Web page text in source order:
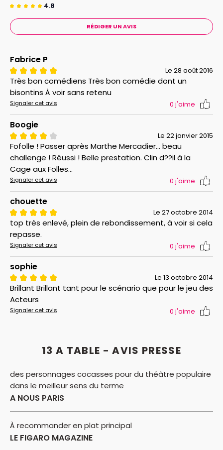
4.8
RÉDIGER UN AVIS
Fabrice P
Le 28 août 2016
Très bon comédiens Très bon comédie dont un
bisontins À voir sans retenu
Signaler cet avis 0 j'aime
Boogie
Le 22 janvier 2015
Fofolle ! Passer après Marthe Mercadier... beau
challenge ! Réussi ! Belle prestation. Clin d??il à la
Cage aux Folles...
Signaler cet avis 0 j'aime
chouette
Le 27 octobre 2014
top très enlevé, plein de rebondissement, à voir si cela
repasse.
Signaler cet avis 0 j'aime
sophie
Le 13 octobre 2014
Brillant Brillant tant pour le scénario que pour le jeu des
Acteurs
Signaler cet avis 0 j'aime
13 A TABLE - AVIS PRESSE
des personnages cocasses pour du théâtre populaire
dans le meilleur sens du terme
A NOUS PARIS
À recommander en plat principal
LE FIGARO MAGAZINE